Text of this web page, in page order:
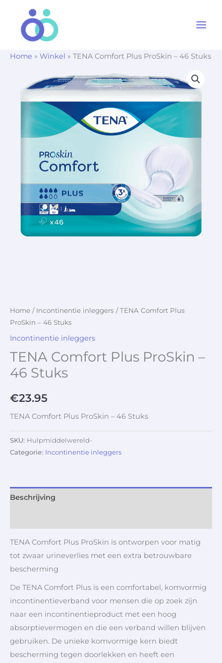
Home » Winkel » TENA Comfort Plus ProSkin – 46 Stuks
Home / Incontinentie inleggers / TENA Comfort Plus
ProSkin – 46 Stuks
Incontinentie inleggers
TENA Comfort Plus ProSkin –
46 Stuks
€23.95
TENA Comfort Plus ProSkin – 46 Stuks
SKU: Hulpmiddelwereld-
Categorie: Incontinentie inleggers
Beschrijving
TENA Comfort Plus ProSkin is ontworpen voor matig
tot zwaar urineverlies met een extra betrouwbare
bescherming
De TENA Comfort Plus is een comfortabel, komvormig
incontinentieverband voor mensen die op zoek zijn
naar een incontinentieproduct met een hoog
absorptievermogen en die een verband willen blijven
gebruiken. De unieke komvormige kern biedt
bescherming tegen doorlekken en heeft een